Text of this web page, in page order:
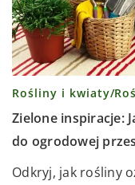
Rośliny i kwiaty/
Zielone inspiracje:
do ogrodowej
Odkryj, jak rośliny